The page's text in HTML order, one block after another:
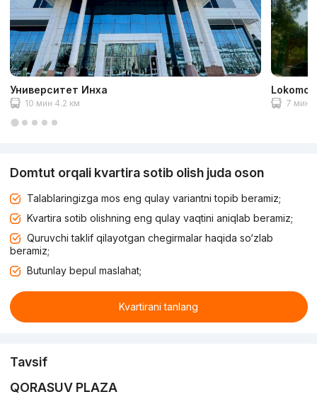
Университет Инха
10 мин 4.2 км 7 мин
Domtut orqali kvartira sotib olish juda oson
Talablaringizga mos eng qulay variantni topib beramiz;
Kvartira sotib olishning eng qulay vaqtini aniqlab beramiz;
Quruvchi taklif qilayotgan chegirmalar haqida so‘zlab
beramiz;
Butunlay bepul maslahat;
Kvartirani tanlang
Tavsif
QORASUV PLAZA